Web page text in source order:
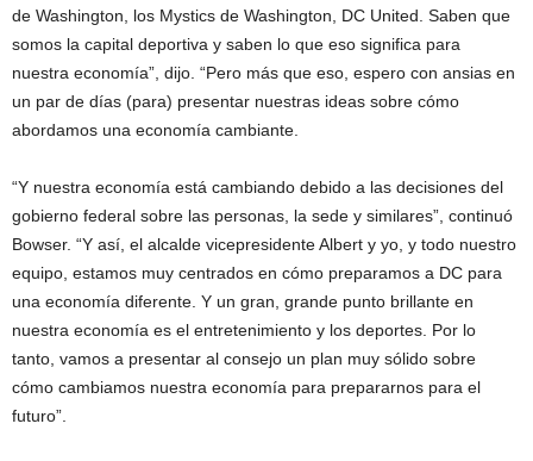
de Washington, los Mystics de Washington, DC United. Saben que
somos la capital deportiva y saben lo que eso significa para
nuestra economía”, dijo. “Pero más que eso, espero con ansias en
un par de días (para) presentar nuestras ideas sobre cómo
abordamos una economía cambiante.
“Y nuestra economía está cambiando debido a las decisiones del
gobierno federal sobre las personas, la sede y similares”, continuó
Bowser. “Y así, el alcalde vicepresidente Albert y yo, y todo nuestro
equipo, estamos muy centrados en cómo preparamos a DC para
una economía diferente. Y un gran, grande punto brillante en
nuestra economía es el entretenimiento y los deportes. Por lo
tanto, vamos a presentar al consejo un plan muy sólido sobre
cómo cambiamos nuestra economía para prepararnos para el
futuro”.